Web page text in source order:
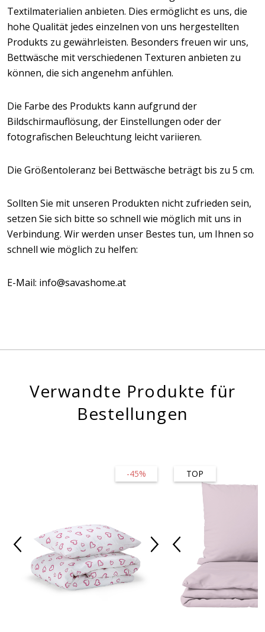
Textilmaterialien anbieten. Dies ermöglicht es uns, die
hohe Qualität jedes einzelnen von uns hergestellten
Produkts zu gewährleisten. Besonders freuen wir uns,
Bettwäsche mit verschiedenen Texturen anbieten zu
können, die sich angenehm anfühlen.
Die Farbe des Produkts kann aufgrund der
Bildschirmauflösung, der Einstellungen oder der
fotografischen Beleuchtung leicht variieren.
Die Größentoleranz bei Bettwäsche beträgt bis zu 5 cm.
Sollten Sie mit unseren Produkten nicht zufrieden sein,
setzen Sie sich bitte so schnell wie möglich mit uns in
Verbindung. Wir werden unser Bestes tun, um Ihnen so
schnell wie möglich zu helfen:
E-Mail: info@savashome.at
Verwandte Produkte für
Bestellungen
-45% TOP